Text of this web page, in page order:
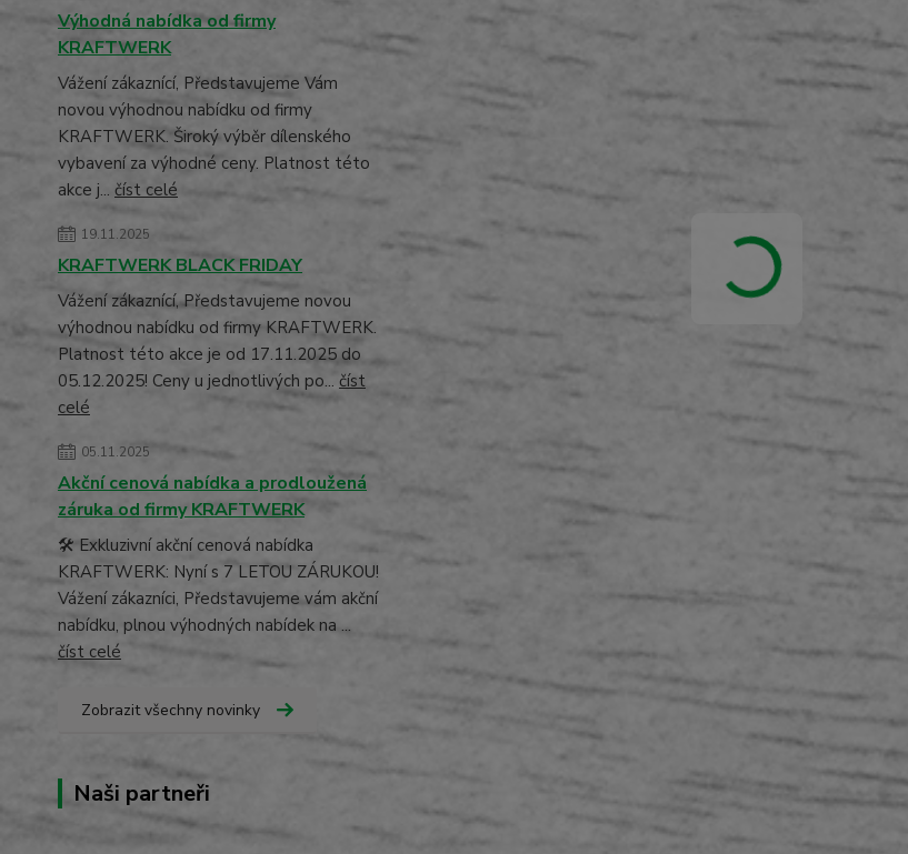
Výhodná nabídka od firmy
KRAFTWERK
Vážení zákaznící, Představujeme Vám
novou výhodnou nabídku od firmy
KRAFTWERK. Široký výběr dílenského
vybavení za výhodné ceny. Platnost této
akce j... číst celé
19.11.2025
KRAFTWERK BLACK FRIDAY
Vážení zákaznící, Představujeme novou
výhodnou nabídku od firmy KRAFTWERK.
Platnost této akce je od 17.11.2025 do
05.12.2025! Ceny u jednotlivých po... číst
celé
05.11.2025
Akční cenová nabídka a prodloužená
záruka od firmy KRAFTWERK
🛠️ Exkluzivní akční cenová nabídka
KRAFTWERK: Nyní s 7 LETOU ZÁRUKOU!
Vážení zákazníci, Představujeme vám akční
nabídku, plnou výhodných nabídek na ...
číst celé
Zobrazit všechny novinky
Naši partneři